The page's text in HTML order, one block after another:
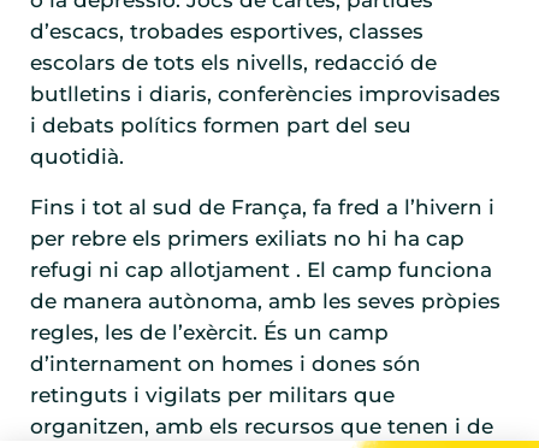
d’escacs, trobades esportives, classes
escolars de tots els nivells, redacció de
butlletins i diaris, conferències improvisades
i debats polítics formen part del seu
quotidià.
Fins i tot al sud de França, fa fred a l’hivern i
per rebre els primers exiliats no hi ha cap
refugi ni cap allotjament . El camp funciona
de manera autònoma, amb les seves pròpies
regles, les de l’exèrcit. És un camp
d’internament on homes i dones són
retinguts i vigilats per militars que
organitzen, amb els recursos que tenen i de